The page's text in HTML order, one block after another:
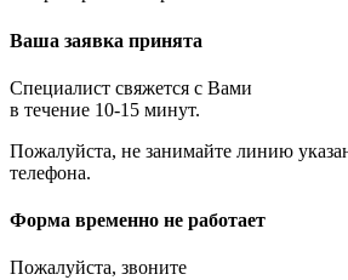
Ваша заявка принята
Специалист свяжется с Вами
в течение 10-15 минут.
Пожалуйста, не занимайте линию
телефона.
Форма временно не работает
Пожалуйста, звоните